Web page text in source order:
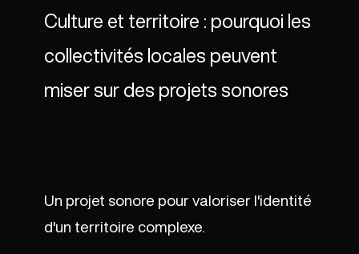
Culture et territoire : pourquoi les
collectivités locales peuvent
miser sur des projets sonores
Un projet sonore pour valoriser l'identité
d'un territoire complexe.